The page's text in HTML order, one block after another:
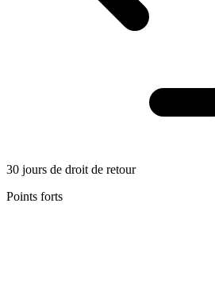
30 jours de droit de retour
Points forts